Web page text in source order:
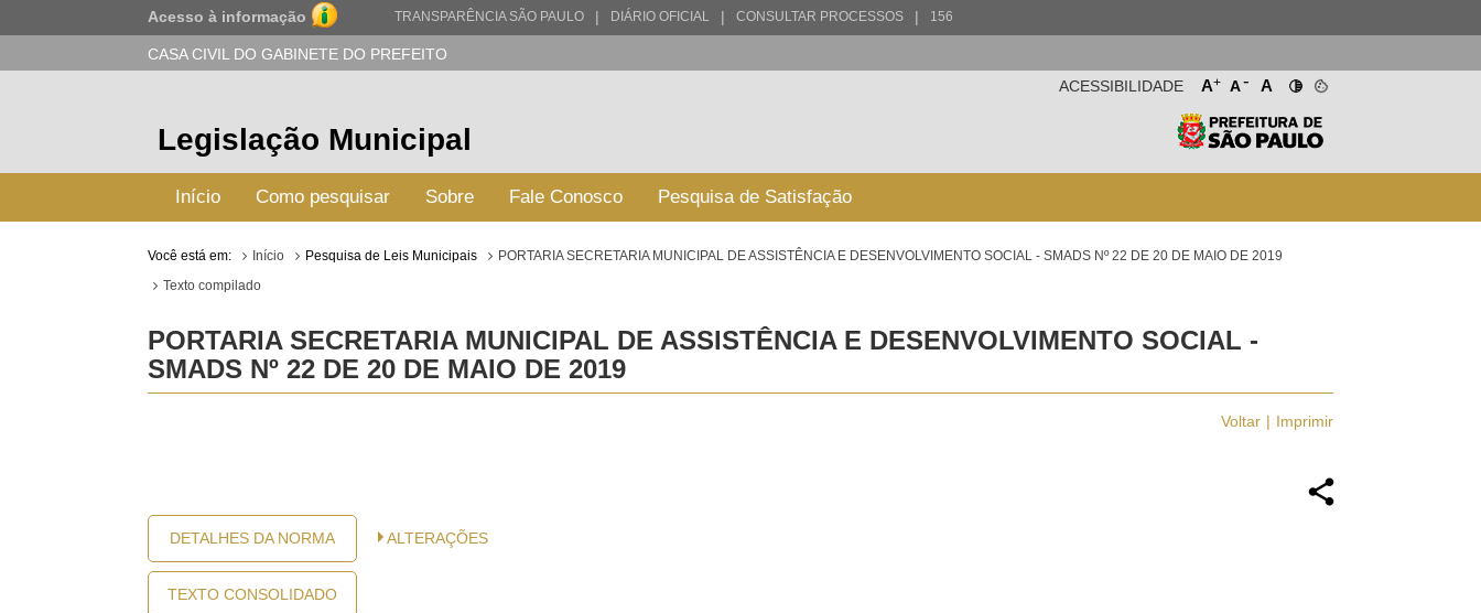
Acesso à informação TRANSPARÊNCIA SÃO PAULO | DIÁRIO OFICIAL | CONSULTAR PROCESSOS | 156
CASA CIVIL DO GABINETE DO PREFEITO
A+ A- A
ACESSIBILIDADE
Legislação Municipal
Início Como pesquisar Sobre Fale Conosco Pesquisa de Satisfação
Você está em: Início Pesquisa de Leis Municipais
PORTARIA SECRETARIA MUNICIPAL DE ASSISTÊNCIA E DESENVOLVIMENTO SOCIAL - SMADS Nº 22 DE 20 DE MAIO DE 2019
Texto compilado
PORTARIA SECRETARIA MUNICIPAL DE ASSISTÊNCIA E DESENVOLVIMENTO SOCIAL -
SMADS Nº 22 DE 20 DE MAIO DE 2019
Voltar Imprimir
DETALHES DA NORMA
TEXTO CONSOLIDADO
ALTERAÇÕES